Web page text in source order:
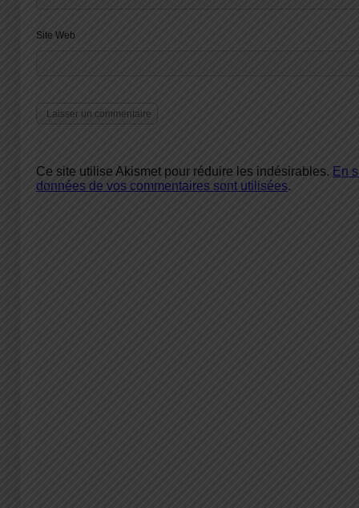
Site Web
Ce site utilise Akismet pour réduire les indésirables. En
données de vos commentaires sont utilisées.